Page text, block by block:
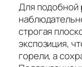
Для подобной
строгая
экспозиция,
горели, а